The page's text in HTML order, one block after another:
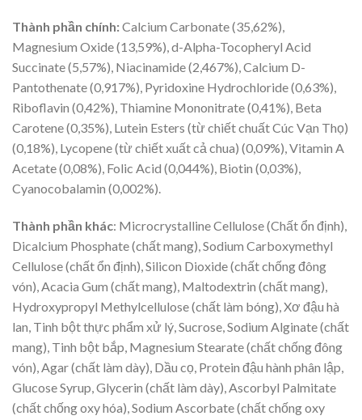
Thành phần chính:Calcium Carbonate (35,62%),
Magnesium Oxide (13,59%), d-Alpha-Tocopheryl Acid
Succinate (5,57%), Niacinamide (2,467%), Calcium D-
Pantothenate (0,917%), Pyridoxine Hydrochloride (0,63%),
Riboflavin (0,42%), Thiamine Mononitrate (0,41%), Beta
Carotene (0,35%), Lutein Esters (từ chiết chuất Cúc Vạn Thọ)
(0,18%), Lycopene (từ chiết xuất cả chua) (0,09%), Vitamin A
Acetate (0,08%), Folic Acid (0,044%), Biotin (0,03%),
Cyanocobalamin (0,002%).
Thành phần khác: Microcrystalline Cellulose (Chất ổn định),
Dicalcium Phosphate (chất mang), Sodium Carboxymethyl
Cellulose (chất ổn định), Silicon Dioxide (chất chống đông
vón), Acacia Gum (chất mang), Maltodextrin (chất mang),
Hydroxypropyl Methylcellulose (chất làm bóng), Xơ đậu hà
lan, Tinh bột thực phẩm xử lý, Sucrose, Sodium Alginate (chất
mang), Tinh bột bắp, Magnesium Stearate (chất chống đông
vón), Agar (chất làm dày), Dầu cọ, Protein đậu hành phân lập,
Glucose Syrup, Glycerin (chất làm dày), Ascorbyl Palmitate
(chất chống oxy hóa), Sodium Ascorbate (chất chống oxy